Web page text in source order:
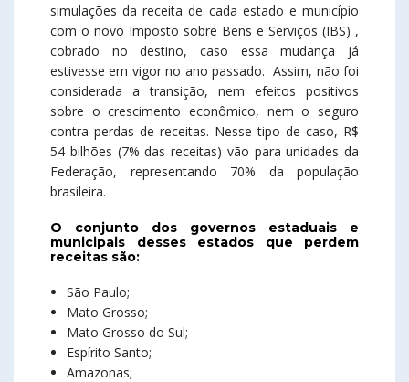
simulações da receita de cada estado e município
com o novo Imposto sobre Bens e Serviços (IBS) ,
cobrado no destino, caso essa mudança já
estivesse em vigor no ano passado. Assim, não foi
considerada a transição, nem efeitos positivos
sobre o crescimento econômico, nem o seguro
contra perdas de receitas. Nesse tipo de caso, R$
54 bilhões (7% das receitas) vão para unidades da
Federação, representando 70% da população
brasileira.
O conjunto dos governos estaduais e
municipais desses estados que perdem
receitas são:
São Paulo;
Mato Grosso;
Mato Grosso do Sul;
Espírito Santo;
Amazonas;